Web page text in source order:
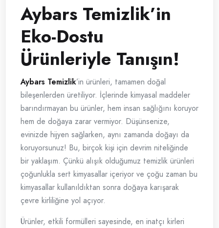
Aybars Temizlik’in
Eko-Dostu
Ürünleriyle Tanışın!
Aybars Temizlik’in ürünleri, tamamen doğal
bileşenlerden üretiliyor. İçlerinde kimyasal maddeler
barındırmayan bu ürünler, hem insan sağlığını koruyor
hem de doğaya zarar vermiyor. Düşünsenize,
evinizde hijyen sağlarken, aynı zamanda doğayı da
koruyorsunuz! Bu, birçok kişi için devrim niteliğinde
bir yaklaşım. Çünkü alışık olduğumuz temizlik ürünleri
çoğunlukla sert kimyasallar içeriyor ve çoğu zaman bu
kimyasallar kullanıldıktan sonra doğaya karışarak
çevre kirliliğine yol açıyor.
Ürünler, etkili formülleri sayesinde, en inatçı kirleri